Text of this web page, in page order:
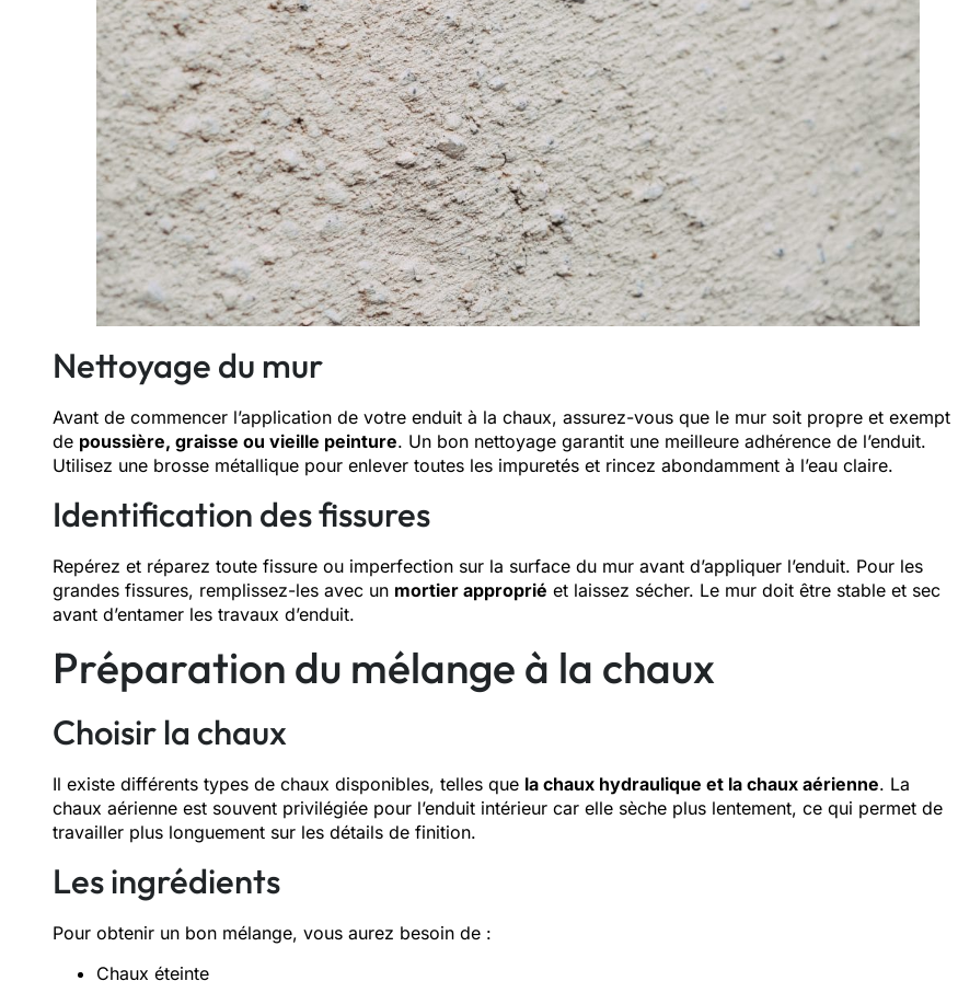
Nettoyage du mur
Avant de commencer l’application de votre enduit à la chaux, assurez-vous que le mur soit propre et exempt
de poussière, graisse ou vieille peinture. Un bon nettoyage garantit une meilleure adhérence de l’enduit.
Utilisez une brosse métallique pour enlever toutes les impuretés et rincez abondamment à l’eau claire.
Identification des fissures
Repérez et réparez toute fissure ou imperfection sur la surface du mur avant d’appliquer l’enduit. Pour les
grandes fissures, remplissez-les avec un mortier approprié et laissez sécher. Le mur doit être stable et sec
avant d’entamer les travaux d’enduit.
Préparation du mélange à la chaux
Choisir la chaux
Il existe différents types de chaux disponibles, telles que la chaux hydraulique et la chaux aérienne. La
chaux aérienne est souvent privilégiée pour l’enduit intérieur car elle sèche plus lentement, ce qui permet de
travailler plus longuement sur les détails de finition.
Les ingrédients
Pour obtenir un bon mélange, vous aurez besoin de :
Chaux éteinte